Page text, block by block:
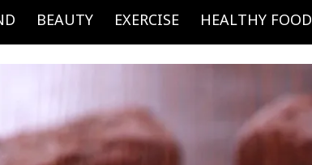
BEAUTY EXERCISE HEALTHY FOOD